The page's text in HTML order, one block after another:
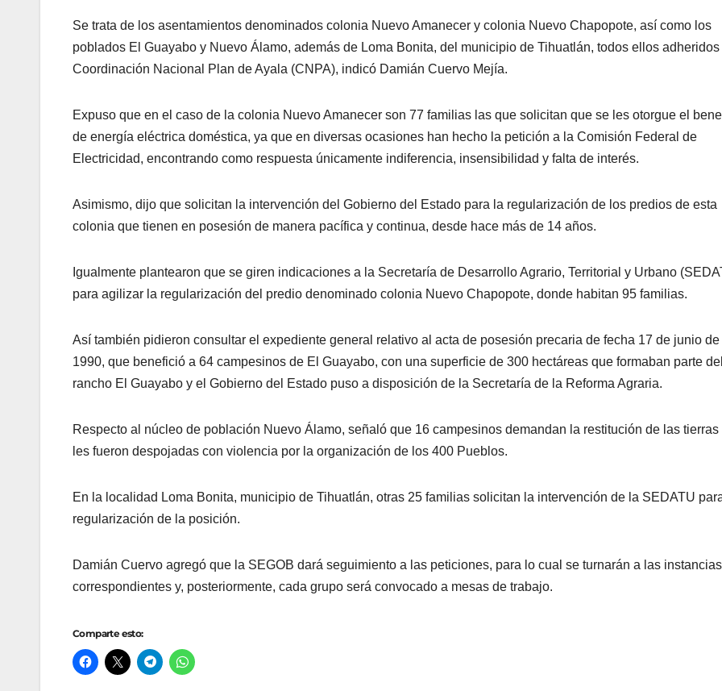
Se trata de los asentamientos denominados colonia Nuevo Amanecer y colonia Nuevo Chapopote, así como los
poblados El Guayabo y Nuevo Álamo, además de Loma Bonita, del municipio de Tihuatlán, todos ellos adheridos
Coordinación Nacional Plan de Ayala (CNPA), indicó Damián Cuervo Mejía.
Expuso que en el caso de la colonia Nuevo Amanecer son 77 familias las que solicitan que se les otorgue el
de energía eléctrica doméstica, ya que en diversas ocasiones han hecho la petición a la Comisión Federal de
Electricidad, encontrando como respuesta únicamente indiferencia, insensibilidad y falta de interés.
Asimismo, dijo que solicitan la intervención del Gobierno del Estado para la regularización de los predios de esta
colonia que tienen en posesión de manera pacífica y continua, desde hace más de 14 años.
Igualmente plantearon que se giren indicaciones a la Secretaría de Desarrollo Agrario, Territorial y Urbano
para agilizar la regularización del predio denominado colonia Nuevo Chapopote, donde habitan 95 familias.
Así también pidieron consultar el expediente general relativo al acta de posesión precaria de fecha 17 de junio de
1990, que benefició a 64 campesinos de El Guayabo, con una superficie de 300 hectáreas que formaban parte del
rancho El Guayabo y el Gobierno del Estado puso a disposición de la Secretaría de la Reforma Agraria.
Respecto al núcleo de población Nuevo Álamo, señaló que 16 campesinos demandan la restitución de las tierras
les fueron despojadas con violencia por la organización de los 400 Pueblos.
En la localidad Loma Bonita, municipio de Tihuatlán, otras 25 familias solicitan la intervención de la SEDATU
regularización de la posición.
Damián Cuervo agregó que la SEGOB dará seguimiento a las peticiones, para lo cual se turnarán a las instancias
correspondientes y, posteriormente, cada grupo será convocado a mesas de trabajo.
Comparte esto: